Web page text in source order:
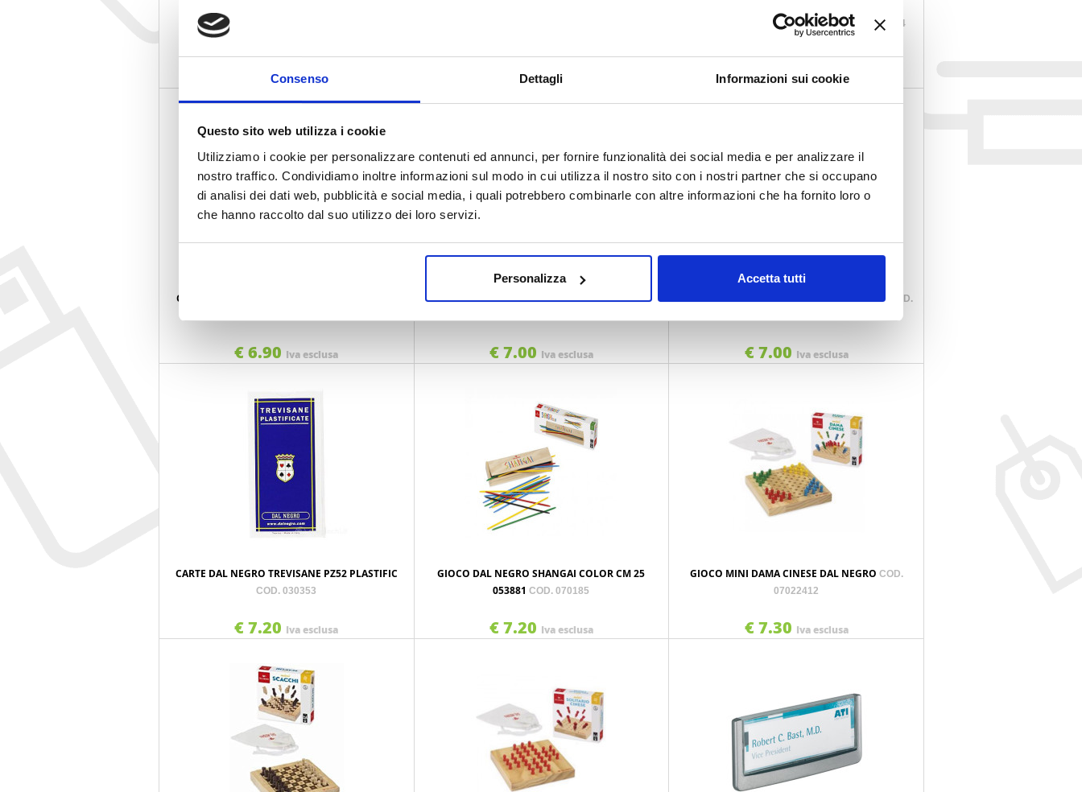
Consenso Dettagli Informazioni sui cookie
Questo sito web utilizza i cookie
Utilizziamo i cookie per personalizzare contenuti ed annunci, per fornire funzionalità dei social media e per analizzare il
nostro traffico. Condividiamo inoltre informazioni sul modo in cui utilizza il nostro sito con i nostri partner che si occupano
di analisi dei dati web, pubblicità e social media, i quali potrebbero combinarle con altre informazioni che ha fornito loro o
che hanno raccolto dal suo utilizzo dei loro servizi.
Personalizza Accetta tutti
GIOCO DAL NEGRO DOMINO 053817
€ 6.50Iva esclusa € 6.90Iva esclusa
PORTABIGLIETTI EXA 120P 75034COD. 320034
€ 6.90Iva esclusa
CARTE DAL NEGRO RAMINO 305 PLASTIFICATE
€ 6.90 Iva esclusa
REGGILIBRO LEBEZ ART 088 PZ 2COD. 160720
€ 7.00 Iva esclusa
PISTOLA CON ELASTICI DAL NEGRO 053840
COD.
€ 7.00 Iva esclusa
CARTE DAL NEGRO TREVISANE PZ52 PLASTIFIC
COD. 030353
€ 7.20 Iva esclusa
GIOCO DAL NEGRO SHANGAI COLOR CM 25
053881COD. 070185
€ 7.20 Iva esclusa
GIOCO MINI DAMA CINESE DAL NEGRO COD.
07022412
€ 7.30 Iva esclusa